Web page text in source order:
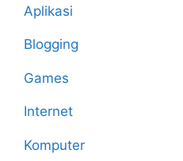
Aplikasi
Blogging
Games
Internet
Komputer